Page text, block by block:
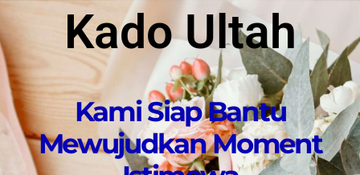
Kado Ultah
Kami Siap Bantu
Mewujudkan Moment